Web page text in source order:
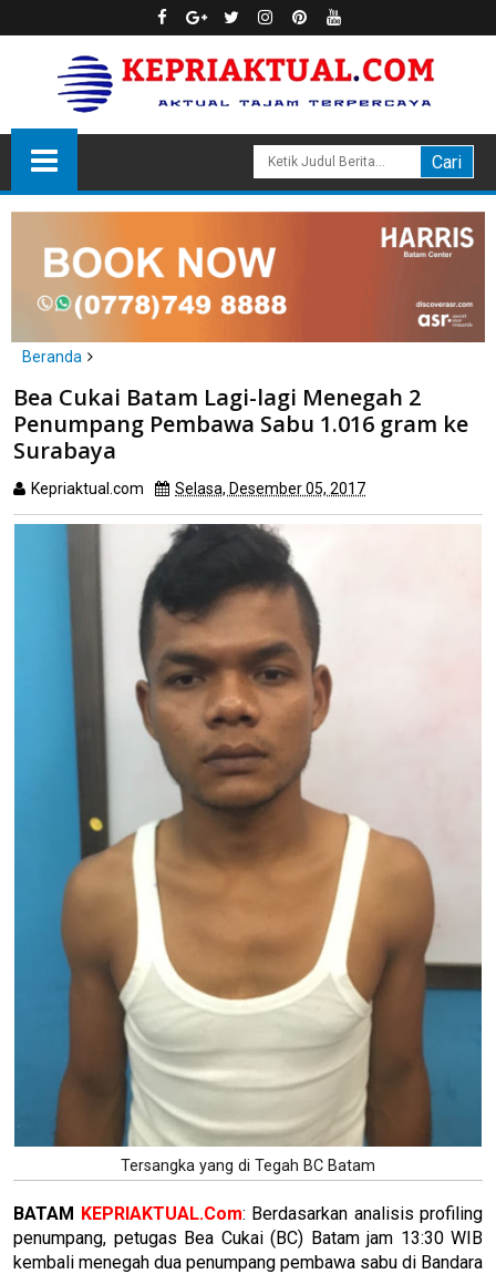
Beranda
hukum
Bea Cukai Batam Lagi-lagi Menegah 2 Penumpang Pembawa
Sabu 1.016 gram ke Surabaya
Bea Cukai Batam Lagi-lagi Menegah 2
Penumpang Pembawa Sabu 1.016 gram ke
Surabaya
Kepriaktual.com Selasa, Desember 05, 2017
Tersangka yang di Tegah BC Batam
BATAM KEPRIAKTUAL.Com: Berdasarkan analisis profiling
penumpang, petugas Bea Cukai (BC) Batam jam 13:30 WIB
kembali menegah dua penumpang pembawa sabu di Bandara